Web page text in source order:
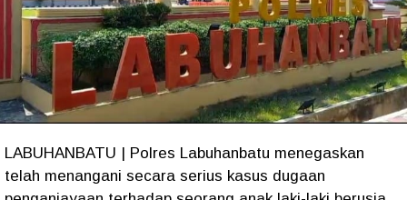
LABUHANBATU | Polres Labuhanbatu menegaskan
telah menangani secara serius kasus dugaan